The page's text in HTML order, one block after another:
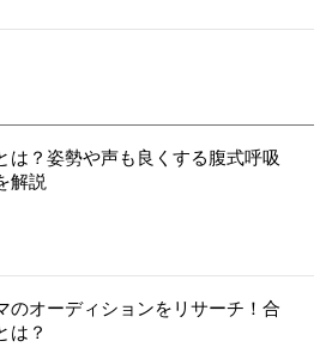
は？姿勢や声も良くする腹式呼吸
解説
のオーディションをリサーチ！合
は？